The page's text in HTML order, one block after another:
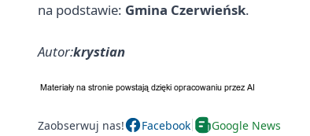
na podstawie: Gmina Czerwieńsk.
Autor:krystian
Zaobserwuj nas! Facebook Google News